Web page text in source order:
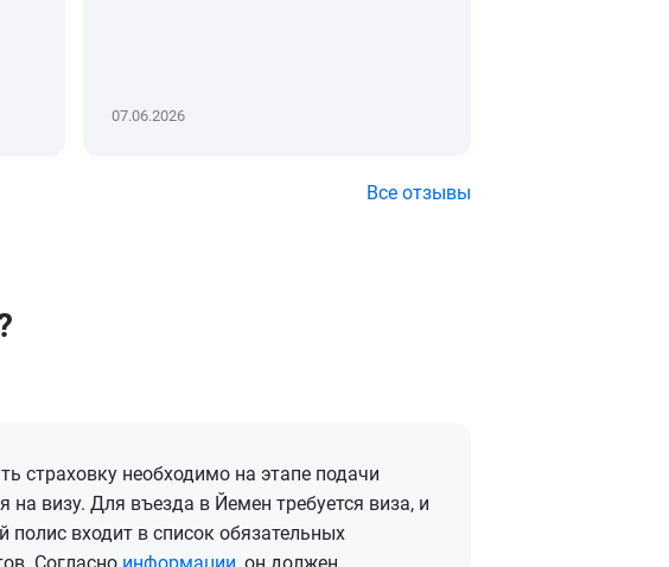
07.06.2026
Все отзывы
страховку необходимо на этапе подачи
на визу. Для въезда в Йемен требуется виза, и
полис входит в список обязательных